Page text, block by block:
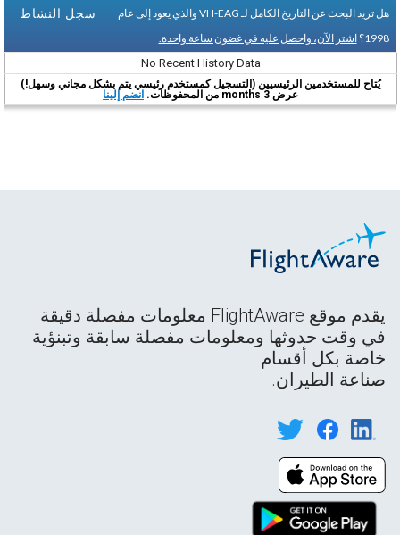
سجل النشاط
هل تريد البحث عن التاريخ الكامل لـ VH-EAG والذي يعود إلى عام
1998؟ اشتر الآن، واحصل عليه في غضون ساعة واحدة.
No Recent History Data
يُتاح للمستخدمين الرئيسيين (التسجيل كمستخدم رئيسي يتم بشكل مجاني وسهل!)
عرض 3 months من المحفوظات.
انضم إلينا
يقدم موقع FlightAware معلومات مفصلة دقيقة
في وقت حدوثها ومعلومات مفصلة سابقة وتبنؤية
خاصة بكل أقسام
صناعة الطيران.